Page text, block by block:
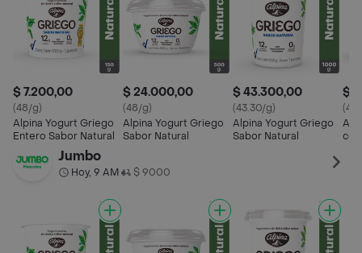
$ 7.200,00
(48/g)
Alpina Yogurt Griego
Entero Sabor Natural
$ 24.000,00
(48/g)
Alpina Yogurt Griego
Sabor Natural
$ 43.300,00
(43.30/g)
Alpina Yogurt Griego
Sabor Natural
$
Jumbo
Hoy, 9 AM• $ 9000